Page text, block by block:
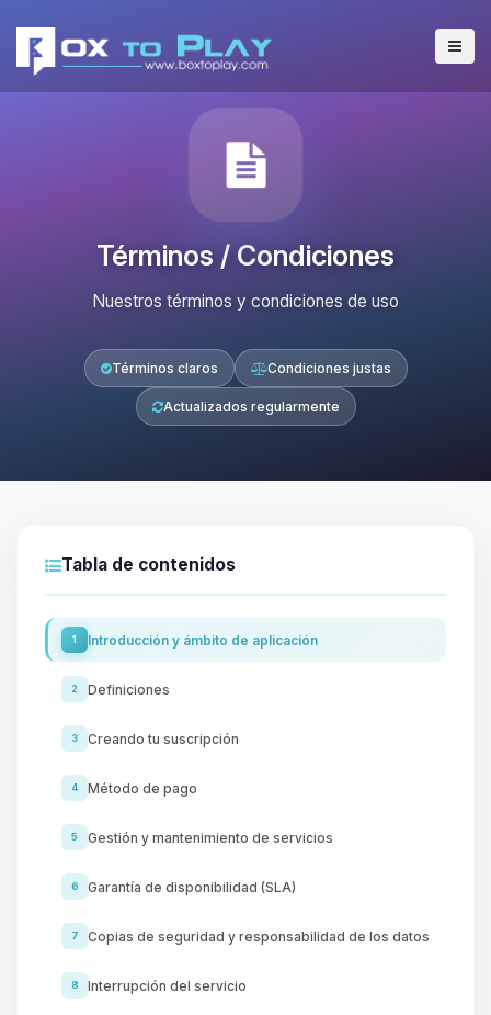
Términos / Condiciones
Nuestros términos y condiciones de uso
Términos claros Condiciones justas
Actualizados regularmente
Tabla de contenidos
1 Introducción y ámbito de aplicación
2 Definiciones
3 Creando tu suscripción
4 Método de pago
5 Gestión y mantenimiento de servicios
6 Garantía de disponibilidad (SLA)
7 Copias de seguridad y responsabilidad de los datos
8 Interrupción del servicio